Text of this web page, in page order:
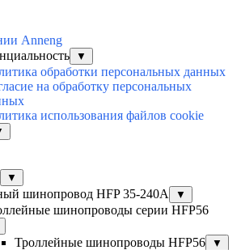
Anneng
▼
обработки персональных данных
на обработку персональных
использования файлов cookie
▼
шинопровод HFP 35-240А ▼
шинопроводы серии HFP56
Троллейные шинопроводы HFP56 ▼